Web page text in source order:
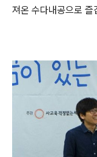
져온 수다내공으로 즐